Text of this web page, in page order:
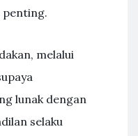
penting.
melalui
lunak dengan
selaku